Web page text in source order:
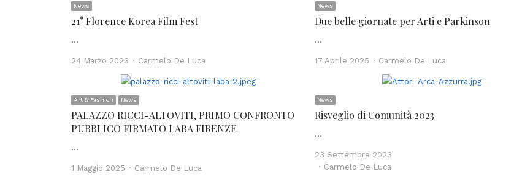
News
21° Florence Korea Film Fest
…
24 Marzo 2023 Author
Carmelo De Luca
News
Due belle giornate per Arti e Parkinson
…
17 Aprile 2025 Author
Carmelo De Luca
Art & Fashion News
PALAZZO RICCI-ALTOVITI, PRIMO CONFRONTO
PUBBLICO FIRMATO LABA FIRENZE
…
1 Maggio 2025 Author
Carmelo De Luca
News
Risveglio di Comunità 2023
…
23 Settembre 2023
Author
Carmelo De Luca